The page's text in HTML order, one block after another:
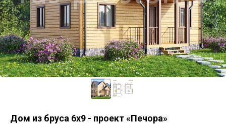
Дом из бруса 6х9 - проект «Печора»